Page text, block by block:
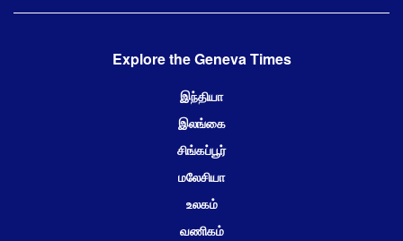
Explore the Geneva Times
இந்தியா
இலங்கை
சிங்கப்பூர்
மலேசியா
உலகம்
வணிகம்